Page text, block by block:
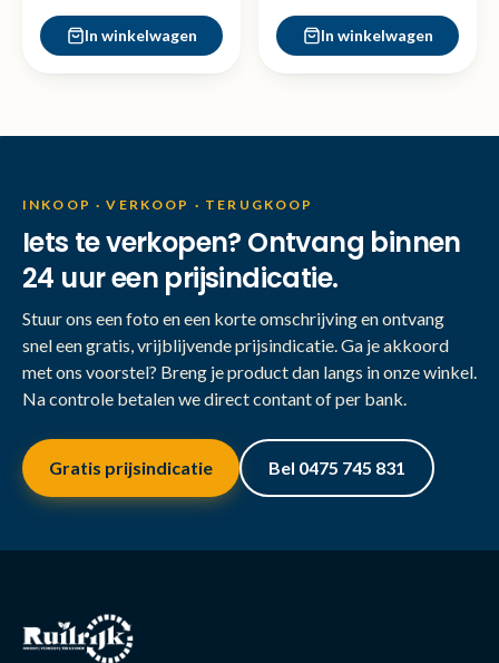
In winkelwagen In winkelwagen
INKOOP · VERKOOP · TERUGKOOP
Iets te verkopen? Ontvang binnen
24 uur een prijsindicatie.
Stuur ons een foto en een korte omschrijving en ontvang
snel een gratis, vrijblijvende prijsindicatie. Ga je akkoord
met ons voorstel? Breng je product dan langs in onze winkel.
Na controle betalen we direct contant of per bank.
Gratis prijsindicatie Bel 0475 745 831